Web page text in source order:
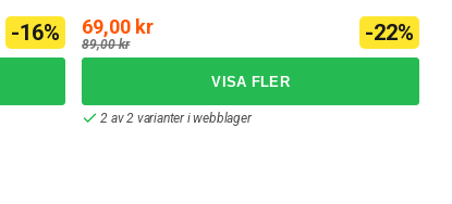
-16% 69,00 kr
89,00 kr -22%
2 av 2 varianter i webblager